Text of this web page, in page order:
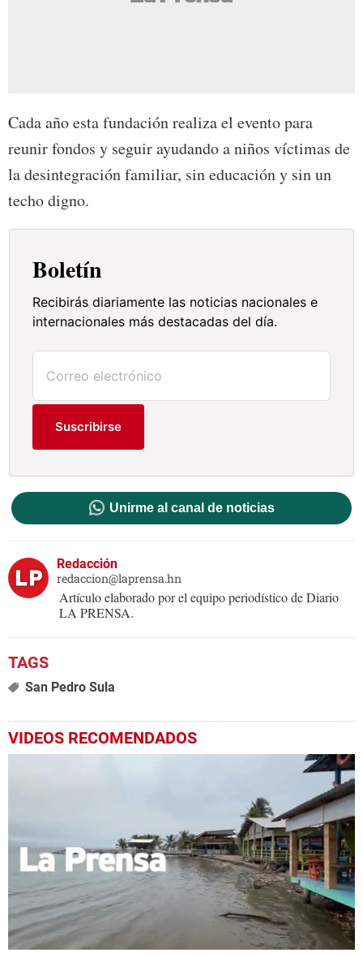
Cada año esta fundación realiza el evento para
reunir fondos y seguir ayudando a niños víctimas de
la desintegración familiar, sin educación y sin un
techo digno.
Boletín
Recibirás diariamente las noticias nacionales e
internacionales más destacadas del día.
Suscribirse
Unirme al canal de noticias
Redacción
redaccion@laprensa.hn
Artículo elaborado por el equipo periodístico de Diario
LA PRENSA.
San Pedro Sula
VIDEOS RECOMENDADOS